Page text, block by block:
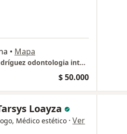
• Mapa
Consultorio Dr Orlando Rodríguez odontologia integral y Estética
$ 50.000
Loayza
Médico estético · Ver